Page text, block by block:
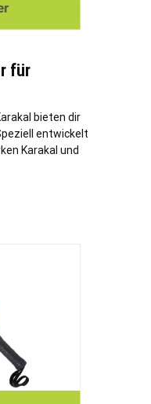
für
bieten dir
entwickelt
Karakal und